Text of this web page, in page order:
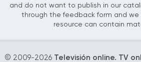
Estonia
and do not want to publish in our
through the feedback form and we
resource can contain
© 2009-2026 Televisión online. TV